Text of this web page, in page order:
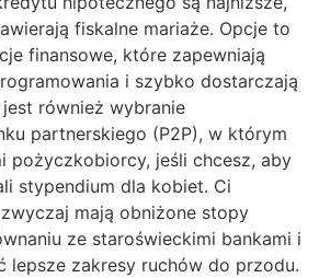
fiskalne mariaże. Opcje to
finansowe, które zapewniają
i szybko dostarczają
również wybranie
partnerskiego (P2P), w którym
pożyczkobiorcy, jeśli chcesz, aby
stypendium dla kobiet. Ci
mają obniżone stopy
ze staroświeckimi bankami i
lepsze zakresy ruchów do przodu.